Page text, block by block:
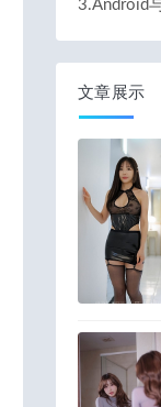
3.Android
文章展示